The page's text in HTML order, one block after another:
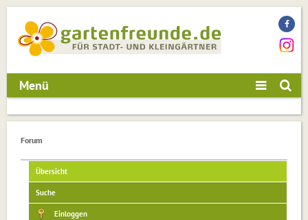
Menü
Forum
Übersicht
Suche
Einloggen